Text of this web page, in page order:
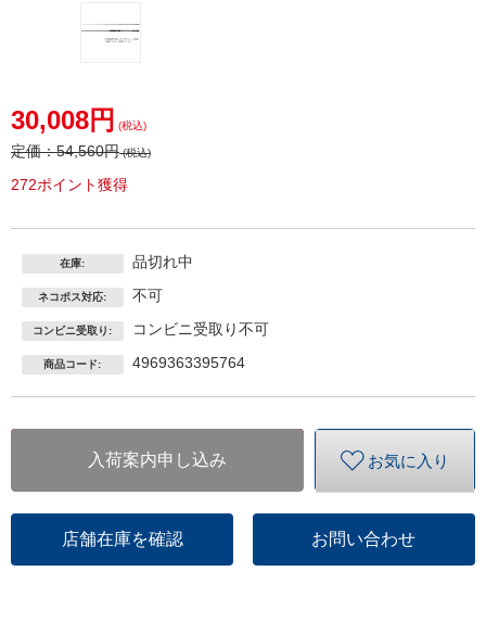
30,008円 (税込)
定価：54,560円(税込)
272ポイント獲得
在庫: 品切れ中
ネコポス対応: 不可
コンビニ受取り: コンビニ受取り不可
商品コード: 4969363395764
入荷案内申し込み お気に入り
店舗在庫を確認 お問い合わせ